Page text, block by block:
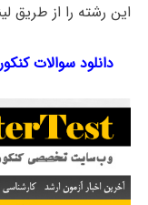
این رشته را از طریق
دانلود سوالات کنکور